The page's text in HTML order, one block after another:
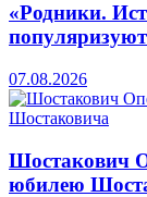
«Родники.
07.08.2026
Шостакович
юбилею